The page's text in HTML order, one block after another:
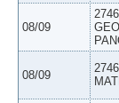
08/09
08/09